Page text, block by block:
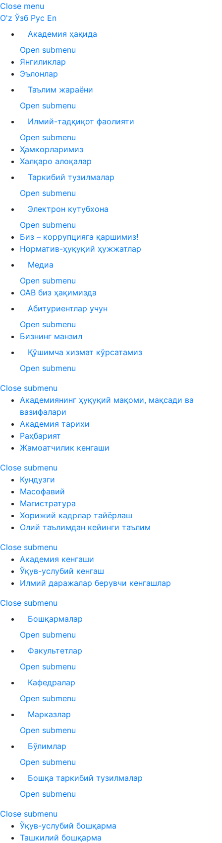
Close menu
O'z Ўзб Рус En
Академия ҳақида
Open submenu
Янгиликлар
Эълонлар
Таълим жараёни
Open submenu
Илмий-тадқиқот фаолияти
Open submenu
Ҳамкорларимиз
Халқаро алоқалар
Таркибий тузилмалар
Open submenu
Электрон кутубхона
Open submenu
Биз – коррупцияга қаршимиз!
Норматив-ҳуқуқий ҳужжатлар
Медиа
Open submenu
ОАВ биз ҳақимизда
Абитуриентлар учун
Open submenu
Бизнинг манзил
Қўшимча хизмат кўрсатамиз
Open submenu
Close submenu
Академиянинг ҳуқуқий мақоми, мақсади ва
вазифалари
Академия тарихи
Раҳбарият
Жамоатчилик кенгаши
Close submenu
Кундузги
Масофавий
Магистратура
Хорижий кадрлар тайёрлаш
Олий таълимдан кейинги таълим
Close submenu
Академия кенгаши
Ўқув-услубий кенгаш
Илмий даражалар берувчи кенгашлар
Close submenu
Бошқармалар
Open submenu
Факультетлар
Open submenu
Кафедралар
Open submenu
Марказлар
Open submenu
Бўлимлар
Open submenu
Бошқа таркибий тузилмалар
Open submenu
Close submenu
Ўқув-услубий бошқарма
Ташкилий бошқарма